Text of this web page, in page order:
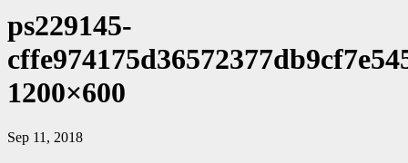
ps229145-
1200×600
Sep 11, 2018